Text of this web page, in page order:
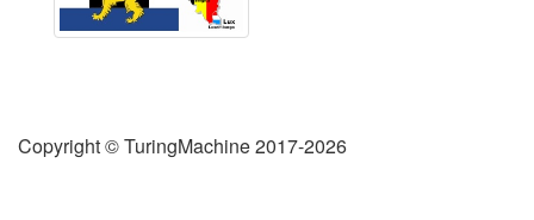
Copyright © TuringMachine 2017-2026